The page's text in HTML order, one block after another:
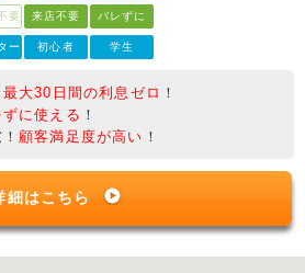
要 来店不要 バレずに
ー 初心者 学生
最大30日間の利息ゼロ ！
に使える ！
顧客満足度が高い ！
細はこちら